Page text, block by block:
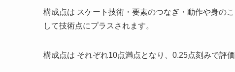
構成点は スケート技術・要素のつなぎ・動作や身の
して技術点にプラスされます。
構成点は それぞれ10点満点となり、0.25点刻みで評価